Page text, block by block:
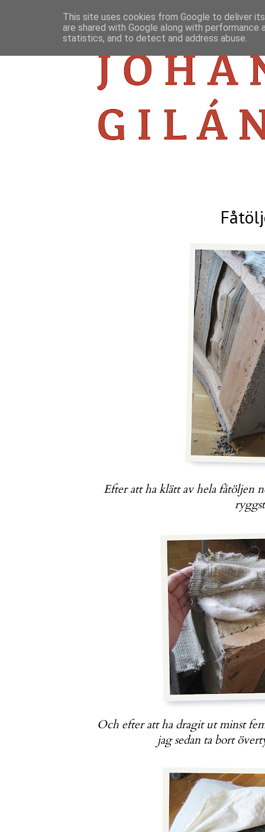
Efter att ha klätt avhela fåtöljen
Och efter att ha dragit ut minst
jag sedan ta bort
This site uses cookies from Google to deliver
are shared with Google along with
statistics, and to detect and address abuse.